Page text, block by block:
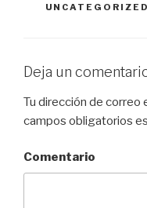
UNCATEGORIZED
Deja un
Tu dirección de correo
campos obligatorios
Comentario